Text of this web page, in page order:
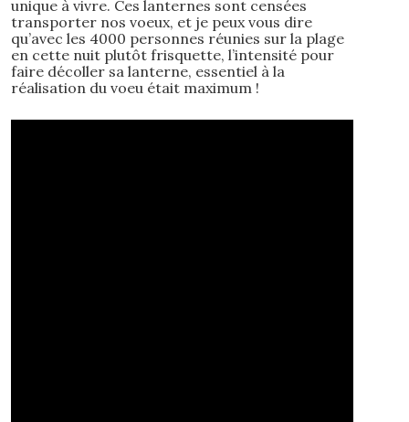
unique à vivre. Ces lanternes sont censées
transporter nos voeux, et je peux vous dire
qu’avec les 4000 personnes réunies sur la plage
en cette nuit plutôt frisquette, l’intensité pour
faire décoller sa lanterne, essentiel à la
réalisation du voeu était maximum !